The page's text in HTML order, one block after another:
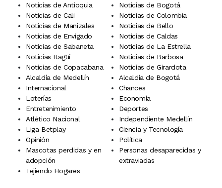
Noticias de Antioquia
Noticias de Bogotá
Noticias de Cali
Noticias de Colombia
Noticias de Manizales
Noticias de Bello
Noticias de Envigado
Noticias de Caldas
Noticias de Sabaneta
Noticias de La Estrella
Noticias Itagüí
Noticias de Barbosa
Noticias de Copacabana
Noticias de Girardota
Alcaldía de Medellín
Alcaldía de Bogotá
Internacional
Chances
Loterías
Economía
Entretenimiento
Deportes
Atlético Nacional
Independiente Medellín
Liga Betplay
Ciencia y Tecnología
Opinión
Política
Mascotas perdidas y en
adopción
Personas desaparecidas y
extraviadas
Tejiendo Hogares